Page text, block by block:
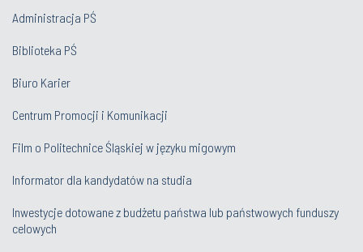
Administracja PŚ
Biblioteka PŚ
Biuro Karier
Centrum Promocji i Komunikacji
Film o Politechnice Śląskiej w języku migowym
Informator dla kandydatów na studia
Inwestycje dotowane z budżetu państwa lub państwowych funduszy
celowych